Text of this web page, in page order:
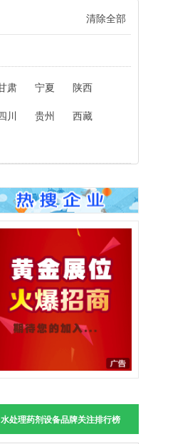
清除全部
肃 宁夏
陕西
川 贵州
西藏
水处理药剂设备品牌关注排行榜